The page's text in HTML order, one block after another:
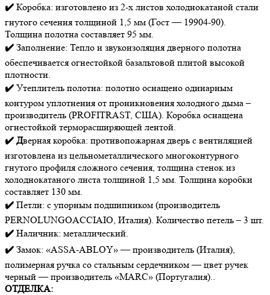
✔️ Коробка: изготовлено из 2-х листов холоднокатаной стали
гнутого сечения толщиной 1,5 мм (Гост — 19904-90).
Толщина полотна составляет 95 мм.
✔️ Заполнение: Тепло и звукоизоляция дверного полотна
обеспечивается огнестойкой базальтовой плитой высокой
плотности.
✔️ Утеплитель полотна: полотно оснащено одинарным
контуром уплотнения от проникновения холодного дыма –
производитель (PROFITRAST, США). Коробка оснащена
огнестойкой терморасширяющей лентой.
✔️ Дверная коробка: противопожарная дверь с вентиляцией
изготовлена из цельнометаллического многоконтурного
гнутого профиля сложного сечения, толщина стенок из
холоднокатаного листа толщиной 1,5 мм. Толщина коробки
составляет 130 мм.
✔️ Петли: с упорным подшипником (производитель
PERNOLUNGOACCIAIO, Италия). Количество петель – 3 шт.
✔️ Наличник: металлический.
✔️ Замок: «ASSA-ABLOY» — производитель (Италия),
полимерная ручка со стальным сердечником — цвет ручек
черный — производитель «MARC» (Португалия)..
ОТДЕЛКА: